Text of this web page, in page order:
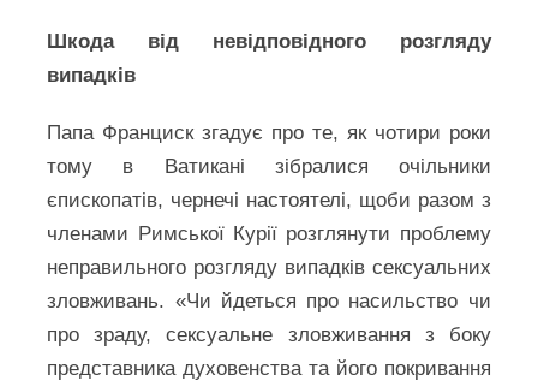
Шкода від невідповідного розгляду
випадків
Папа Франциск згадує про те, як чотири роки
тому в Ватикані зібралися очільники
єпископатів, чернечі настоятелі, щоби разом з
членами Римської Курії розглянути проблему
неправильного розгляду випадків сексуальних
зловживань. «Чи йдеться про насильство чи
про зраду, сексуальне зловживання з боку
представника духовенства та його покривання